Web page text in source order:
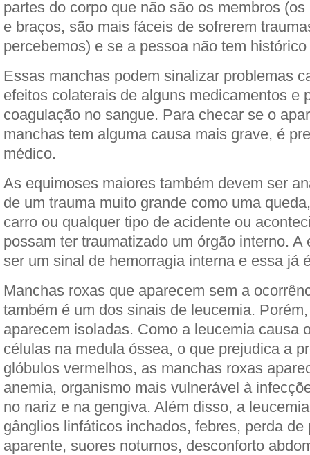
partes do corpo que não são os membros
e braços, são mais fáceis de sofrerem
percebemos) e se a pessoa não tem
Essas manchas podem sinalizar problemas
efeitos colaterais de alguns medicamentos e
coagulação no sangue. Para checar se o
manchas tem alguma causa mais grave, é
médico.
As equimoses maiores também devem ser
de um trauma muito grande como uma
carro ou qualquer tipo de acidente ou
possam ter traumatizado um órgão interno. A
ser um sinal de hemorragia interna e essa já
Manchas roxas que aparecem sem a
também é um dos sinais de leucemia.
aparecem isoladas. Como a leucemia causa
células na medula óssea, o que prejudica a
glóbulos vermelhos, as manchas roxas
anemia, organismo mais vulnerável à
no nariz e na gengiva. Além disso, a
gânglios linfáticos inchados, febres, perda de
aparente, suores noturnos, desconforto